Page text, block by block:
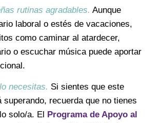
rutinas agradables. Aunque
laboral o estés de vacaciones,
como caminar al atardecer,
o escuchar música puede aportar
necesitas. Si sientes que este
superando, recuerda que no tienes
solo/a. El Programa de Apoyo al